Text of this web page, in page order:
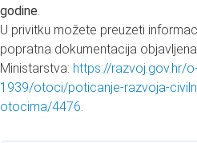
godine.
U privitku možete preuzeti
popratna dokumentacija
Ministarstva: https://razvoj.gov.hr/
1939/otoci/poticanje-razvoja-
otocima/4476.